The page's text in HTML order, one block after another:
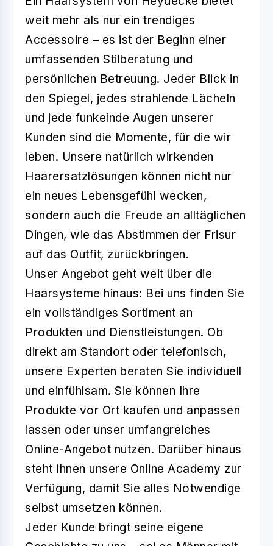
weit mehr als nur ein trendiges
Accessoire – es ist der Beginn einer
umfassenden Stilberatung und
persönlichen Betreuung. Jeder Blick in
den Spiegel, jedes strahlende Lächeln
und jede funkelnde Augen unserer
Kunden sind die Momente, für die wir
leben. Unsere natürlich wirkenden
Haarersatzlösungen können nicht nur
ein neues Lebensgefühl wecken,
sondern auch die Freude an alltäglichen
Dingen, wie das Abstimmen der Frisur
auf das Outfit, zurückbringen.
Unser Angebot geht weit über die
Haarsysteme hinaus: Bei uns finden Sie
ein vollständiges Sortiment an
Produkten und Dienstleistungen. Ob
direkt am Standort oder telefonisch,
unsere Experten beraten Sie individuell
und einfühlsam. Sie können Ihre
Produkte vor Ort kaufen und anpassen
lassen oder unser umfangreiches
Online-Angebot nutzen. Darüber hinaus
steht Ihnen unsere Online Academy zur
Verfügung, damit Sie alles Notwendige
selbst umsetzen können.
Jeder Kunde bringt seine eigene